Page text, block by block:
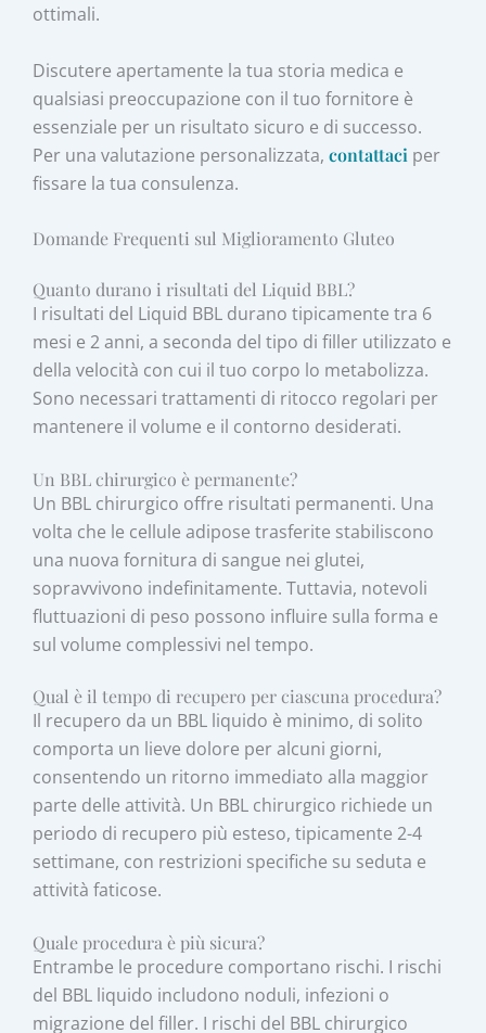
ottimali.
Discutere apertamente la tua storia medica e
qualsiasi preoccupazione con il tuo fornitore è
essenziale per un risultato sicuro e di successo.
Per una valutazione personalizzata,contattaci per
fissare la tua consulenza.
Domande Frequenti sul Miglioramento Gluteo
Quanto durano i risultati del Liquid BBL?
I risultati del Liquid BBL durano tipicamente tra 6
mesi e 2 anni, a seconda del tipo di filler utilizzato e
della velocità con cui il tuo corpo lo metabolizza.
Sono necessari trattamenti di ritocco regolari per
mantenere il volume e il contorno desiderati.
Un BBL chirurgico è permanente?
Un BBL chirurgico offre risultati permanenti. Una
volta che le cellule adipose trasferite stabiliscono
una nuova fornitura di sangue nei glutei,
sopravvivono indefinitamente. Tuttavia, notevoli
fluttuazioni di peso possono influire sulla forma e
sul volume complessivi nel tempo.
Qual è il tempo di recupero per ciascuna procedura?
Il recupero da un BBL liquido è minimo, di solito
comporta un lieve dolore per alcuni giorni,
consentendo un ritorno immediato alla maggior
parte delle attività. Un BBL chirurgico richiede un
periodo di recupero più esteso, tipicamente 2-4
settimane, con restrizioni specifiche su seduta e
attività faticose.
Quale procedura è più sicura?
Entrambe le procedure comportano rischi. I rischi
del BBL liquido includono noduli, infezioni o
migrazione del filler. I rischi del BBL chirurgico